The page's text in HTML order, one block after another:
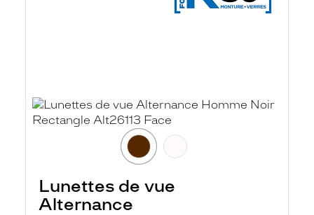
Lunettes de vue
Alternance